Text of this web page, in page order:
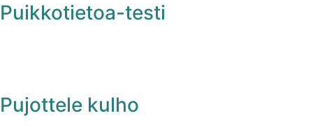
Puikkotietoa-testi
Pujottele kulho